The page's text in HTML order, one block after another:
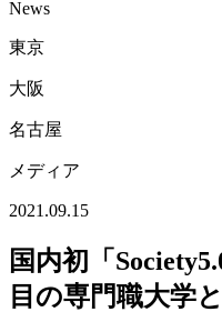
News
東京
大阪
名古屋
メディア
2021.09.15
国内初「
目の専門職大学